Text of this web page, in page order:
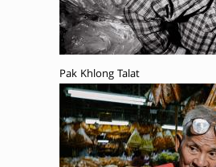
Pak Khlong Talat